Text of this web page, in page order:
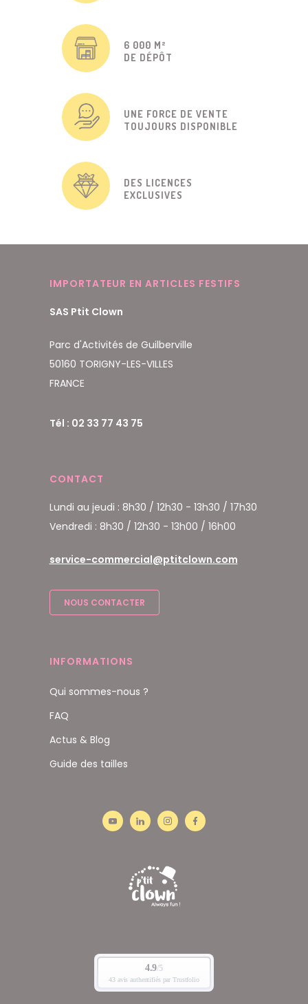
6 000 M²
DE DÉPÔT
UNE FORCE DE VENTE
TOUJOURS DISPONIBLE
DES LICENCES
EXCLUSIVES
IMPORTATEUR EN ARTICLES FESTIFS
SAS Ptit Clown
Parc d'Activités de Guilberville
50160 TORIGNY-LES-VILLES
FRANCE
Tél : 02 33 77 43 75
CONTACT
Lundi au jeudi : 8h30 / 12h30 - 13h30 / 17h30
Vendredi : 8h30 / 12h30 - 13h00 / 16h00
service-commercial@ptitclown.com
NOUS CONTACTER
INFORMATIONS
Qui sommes-nous ?
FAQ
Actus & Blog
Guide des tailles